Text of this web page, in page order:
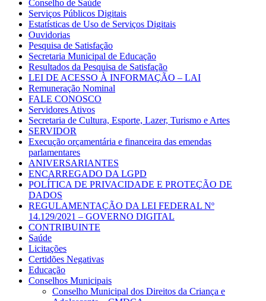
Conselho de Saúde
Serviços Públicos Digitais
Estatísticas de Uso de Serviços Digitais
Ouvidorias
Pesquisa de Satisfação
Secretaria Municipal de Educação
Resultados da Pesquisa de Satisfação
LEI DE ACESSO À INFORMAÇÃO – LAI
Remuneração Nominal
FALE CONOSCO
Servidores Ativos
Secretaria de Cultura, Esporte, Lazer, Turismo e Artes
SERVIDOR
Execução orçamentária e financeira das emendas
parlamentares
ANIVERSARIANTES
ENCARREGADO DA LGPD
POLÍTICA DE PRIVACIDADE E PROTEÇÃO DE
DADOS
REGULAMENTAÇÃO DA LEI FEDERAL Nº
14.129/2021 – GOVERNO DIGITAL
CONTRIBUINTE
Saúde
Licitações
Certidões Negativas
Educação
Conselhos Municipais
Conselho Municipal dos Direitos da Criança e